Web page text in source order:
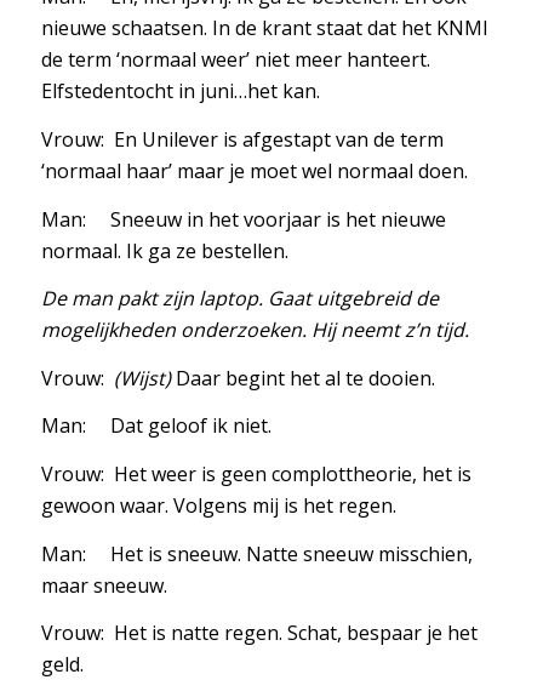
nieuwe schaatsen. In de krant staat dat het KNMI
de term ‘normaal weer’ niet meer hanteert.
Elfstedentocht in juni…het kan.
Vrouw: En Unilever is afgestapt van de term
‘normaal haar’ maar je moet wel normaal doen.
Man: Sneeuw in het voorjaar is het nieuwe
normaal. Ik ga ze bestellen.
De man pakt zijn laptop. Gaat uitgebreid de
mogelijkheden onderzoeken. Hij neemt z’n tijd.
Vrouw: (Wijst)Daar begint het al te dooien.
Man: Dat geloof ik niet.
Vrouw: Het weer is geen complottheorie, het is
gewoon waar. Volgens mij is het regen.
Man: Het is sneeuw. Natte sneeuw misschien,
maar sneeuw.
Vrouw: Het is natte regen. Schat, bespaar je het
geld.